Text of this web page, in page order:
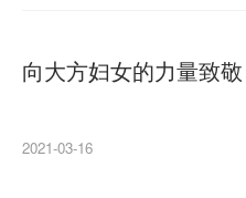
向大方妇女的力量致敬
2021-03-16